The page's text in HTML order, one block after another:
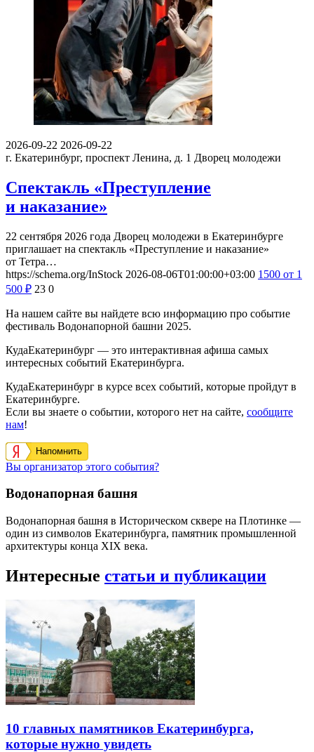
2026-09-22 2026-09-22
г. Екатеринбург, проспект Ленина, д. 1 Дворец молодежи
Спектакль «Преступление
и наказание»
22 сентября 2026 года Дворец молодежи в Екатеринбурге
приглашает на спектакль «Преступление и наказание»
от Тетра…
https://schema.org/InStock 2026-08-06T01:00:00+03:00 1500 от 1
500 ₽ 23 0
На нашем сайте вы найдете всю информацию про событие
фестиваль Водонапорной башни 2025.
КудаЕкатеринбург — это интерактивная афиша самых
интересных событий Екатеринбурга.
КудаЕкатеринбург в курсе всех событий, которые пройдут в
Екатеринбурге.
Если вы знаете о событии, которого нет на сайте, сообщите
нам!
Напомнить
Вы организатор этого события?
Водонапорная башня
Водонапорная башня в Историческом сквере на Плотинке —
один из символов Екатеринбурга, памятник промышленной
архитектуры конца XIX века.
Интересные статьи и публикации
10 главных памятников Екатеринбурга,
которые нужно увидеть